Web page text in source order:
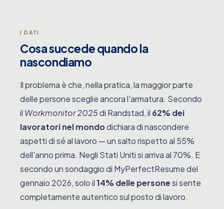
I DATI
Cosa succede quando la
nascondiamo
Il problema è che, nella pratica, la maggior parte
delle persone sceglie ancora l'armatura. Secondo
il Workmonitor 2025di Randstad, il 62% dei
lavoratori nel mondodichiara di nascondere
aspetti di sé al lavoro — un salto rispetto al 55%
dell'anno prima. Negli Stati Uniti si arriva al 70%. E
secondo un sondaggio di MyPerfectResume del
gennaio 2026, solo il14% delle personesi sente
completamente autentico sul posto di lavoro.